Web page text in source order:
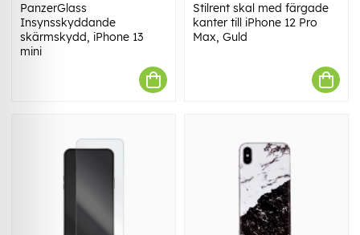
PanzerGlass
Insynsskyddande
skärmskydd, iPhone 13
mini
Stilrent skal med färgade
kanter till iPhone 12 Pro
Max, Guld